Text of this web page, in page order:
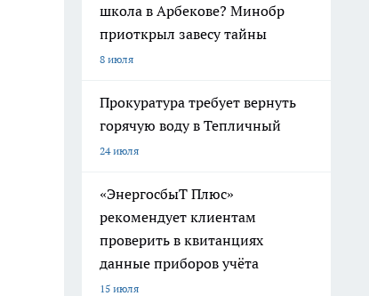
школа в Арбекове? Минобр
приоткрыл завесу тайны
8 июля
Прокуратура требует вернуть
горячую воду в Тепличный
24 июля
«ЭнергосбыТ Плюс»
рекомендует клиентам
проверить в квитанциях
данные приборов учёта
15 июля